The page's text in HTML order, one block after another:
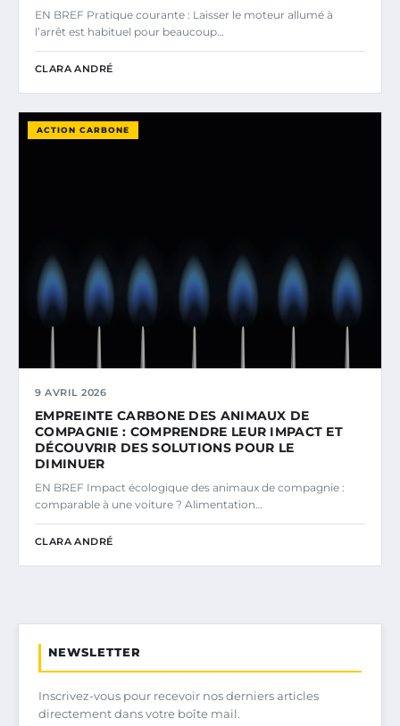
EN BREF Pratique courante : Laisser le moteur allumé à
l’arrêt est habituel pour beaucoup…
CLARA ANDRÉ
ACTION CARBONE
9 AVRIL 2026
EMPREINTE CARBONE DES ANIMAUX DE
COMPAGNIE : COMPRENDRE LEUR IMPACT ET
DÉCOUVRIR DES SOLUTIONS POUR LE
DIMINUER
EN BREF Impact écologique des animaux de compagnie :
comparable à une voiture ? Alimentation…
CLARA ANDRÉ
NEWSLETTER
Inscrivez-vous pour recevoir nos derniers articles
directement dans votre boîte mail.